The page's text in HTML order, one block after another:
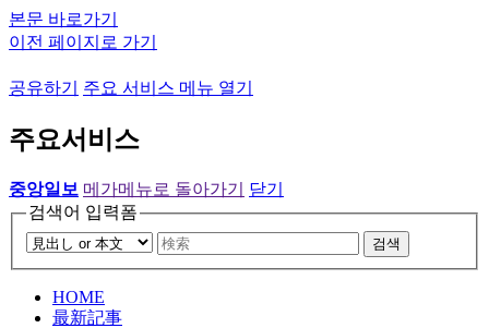
본문 바로가기
이전 페이지로 가기
공유하기 주요 서비스 메뉴 열기
주요서비스
중앙일보 메가메뉴로 돌아가기
닫기
검색어 입력폼
검색
HOME
最新記事